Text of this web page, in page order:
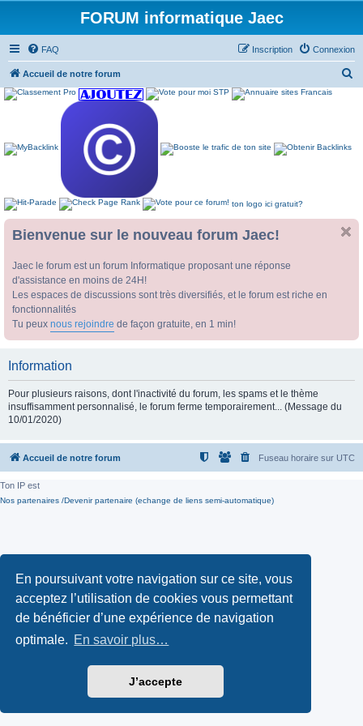
En poursuivant votre navigation sur ce site, vous
acceptez l’utilisation de cookies vous permettant
de bénéficier d’une expérience de navigation
optimale. En savoir plus…
J’accepte
FORUM informatique Jaec
FAQ Connexion
Inscription
Accueil de notre forum
ton logo ici gratuit?
Bienvenue sur le nouveau forum Jaec!
Jaec le forum est un forum Informatique proposant une réponse
d'assistance en moins de 24H!
Les espaces de discussions sont très diversifiés, et le forum est riche en
fonctionnalités
Tu peux nous rejoindre de façon gratuite, en 1 min!
Information
Pour plusieurs raisons, dont l'inactivité du forum, les spams et le thème
insuffisamment personnalisé, le forum ferme temporairement... (Message du
10/01/2020)
Accueil de notre forum Fuseau horaire sur UTC
Ton IP est
Nos partenaires /Devenir partenaire (echange de liens semi-automatique)